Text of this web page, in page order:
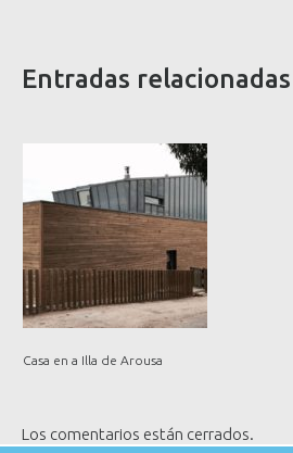
Entradas relacionadas
Casa en a Illa de Arousa
Los comentarios están cerrados.